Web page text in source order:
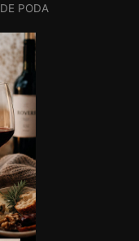
PODA